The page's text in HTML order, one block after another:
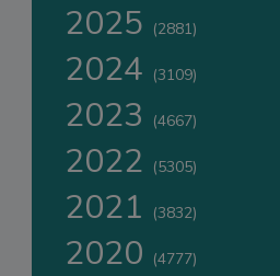
2025 (2881)
2024 (3109)
2023 (4667)
2022 (5305)
2021 (3832)
2020 (4777)